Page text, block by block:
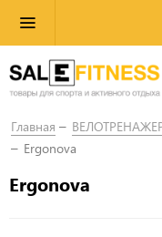
Главная
Ergonova
Ergonova